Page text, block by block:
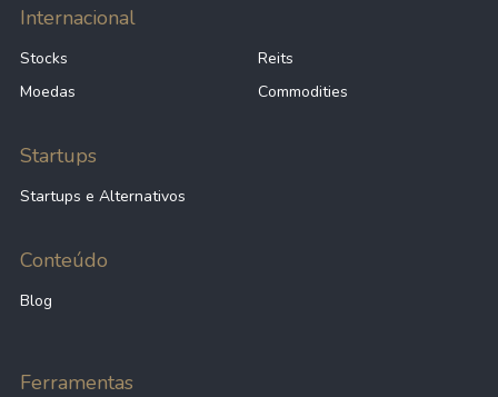
Internacional
Stocks
Reits
Moedas
Commodities
Startups
Startups e Alternativos
Conteúdo
Blog
Ferramentas